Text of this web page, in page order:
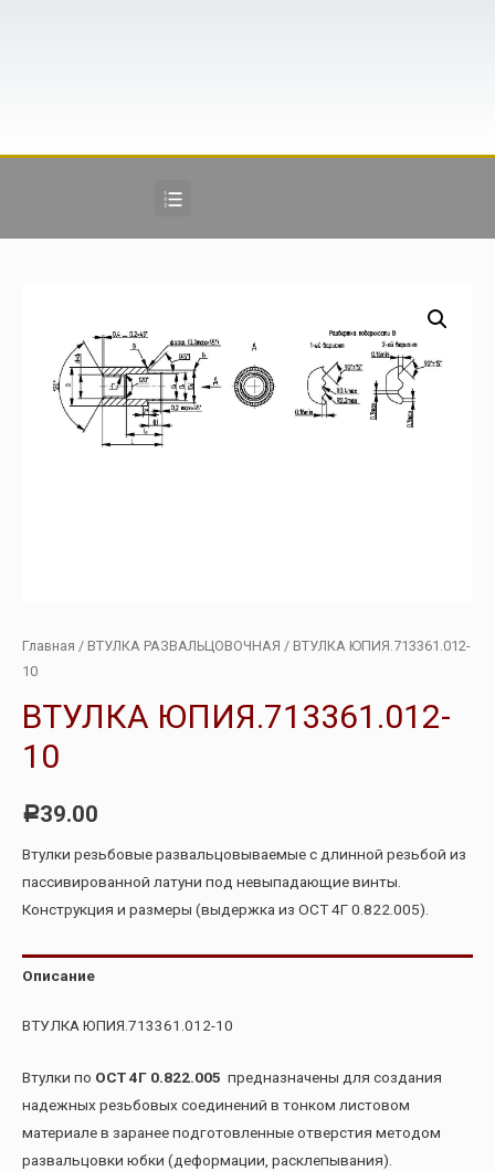
Главная / ВТУЛКА РАЗВАЛЬЦОВОЧНАЯ / ВТУЛКА ЮПИЯ.713361.012-
10
ВТУЛКА ЮПИЯ.713361.012-
10
Р39.00
Втулки резьбовые развальцовываемые с длинной резьбой из
пассивированной латуни под невыпадающие винты.
Конструкция и размеры (выдержка из ОСТ 4Г 0.822.005).
Описание
ВТУЛКА ЮПИЯ.713361.012-10
Втулки по ОСТ 4Г 0.822.005 предназначены для создания
надежных резьбовых соединений в тонком листовом
материале в заранее подготовленные отверстия методом
развальцовки юбки (деформации, расклепывания).